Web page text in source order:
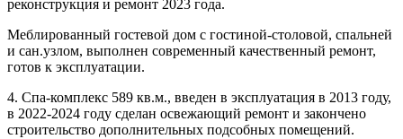
реконструкция и ремонт 2023 года.
Меблированный гостевой дом с гостиной-столовой, спальней
и сан.узлом, выполнен современный качественный ремонт,
готов к эксплуатации.
4. Спа-комплекс 589 кв.м., введен в эксплуатация в 2013 году,
в 2022-2024 году сделан освежающий ремонт и закончено
строительство дополнительных подсобных помещений.